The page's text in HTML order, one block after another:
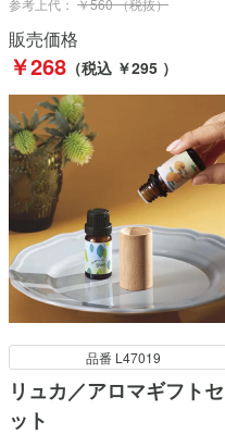
販売価格
￥268 （税込 ￥295 ）
品番 L47019
リュカ／アロマギフトセ
ット